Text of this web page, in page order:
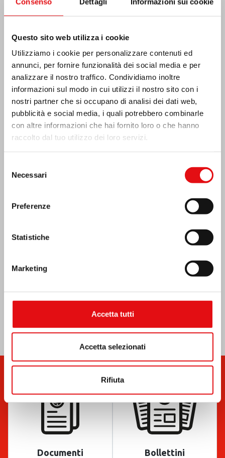
Questo sito web utilizza i cookie
Utilizziamo i cookie per personalizzare contenuti ed
annunci, per fornire funzionalità dei social media e per
analizzare il nostro traffico. Condividiamo inoltre
informazioni sul modo in cui utilizzi il nostro sito con i
nostri partner che si occupano di analisi dei dati web,
pubblicità e social media, i quali potrebbero combinarle
con altre informazioni che hai fornito loro o che hanno
raccolto dal tuo utilizzo dei loro servizi.
delNecessari
Preferenze
Statistiche
Marketing
Accetta tutti
Accetta selezionati
Rifiuta
Costa d’Avorio: doppio Giubileo d’Argento
Documenti Bollettini